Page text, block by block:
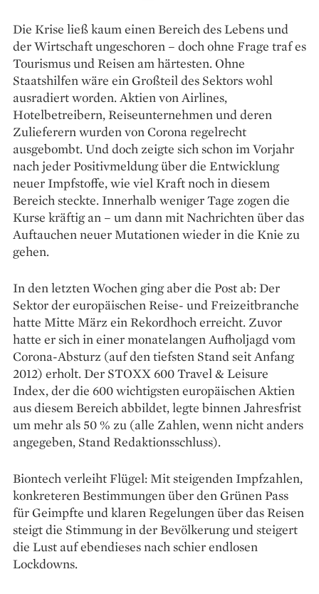
Die Krise ließ kaum einen Bereich des Lebens und
der Wirtschaft ungeschoren – doch ohne Frage traf es
Tourismus und Reisen am härtesten. Ohne
Staatshilfen wäre ein Großteil des Sektors wohl
ausradiert ­worden. Aktien von Airlines,
Hotelbetreibern, Reiseunternehmen und ­deren
Zulieferern wurden von Corona regelrecht
ausgebombt. Und doch zeigte sich schon im Vorjahr
nach jeder Positivmeldung über die Entwicklung
neuer Impfstoffe, wie viel Kraft noch in diesem
Bereich steckte. Innerhalb weniger Tage ­zogen die
Kurse kräftig an – um dann mit Nachrichten über das
Auftauchen neuer Muta­tionen wieder in die Knie zu
gehen.
In den letzten Wochen ging aber die Post ab: Der
Sektor der europäischen Reise- und Freizeitbranche
hatte Mitte März ein Rekordhoch erreicht. Zuvor
hatte er sich in einer monatelangen Aufholjagd vom
Corona-Absturz (auf den tiefsten Stand seit Anfang
2012) erholt. Der STOXX 600 Travel & Leisure
Index, der die 600 wichtigsten europäischen Aktien
aus diesem Bereich abbildet, legte binnen Jah­resfrist
um mehr als 50 % zu (alle Zahlen, wenn nicht anders
ange­geben, Stand Redaktionsschluss).
Biontech verleiht Flügel: Mit steigenden Impfzahlen,
konkreteren Bestimmungen über den Grünen Pass
für Geimpfte und klaren Regelungen über das Reisen
steigt die Stimmung in der Bevölkerung und steigert
die Lust auf ebendieses nach schier endlosen
Lockdowns.